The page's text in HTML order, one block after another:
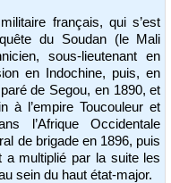
militaire français, qui s’est
du Soudan (le Mali
sous-lieutenant en
en Indochine, puis, en
de Segou, en 1890, et
à l’empire Toucouleur et
l’Afrique Occidentale
de brigade en 1896, puis
a multiplié par la suite les
sein du haut état-major.